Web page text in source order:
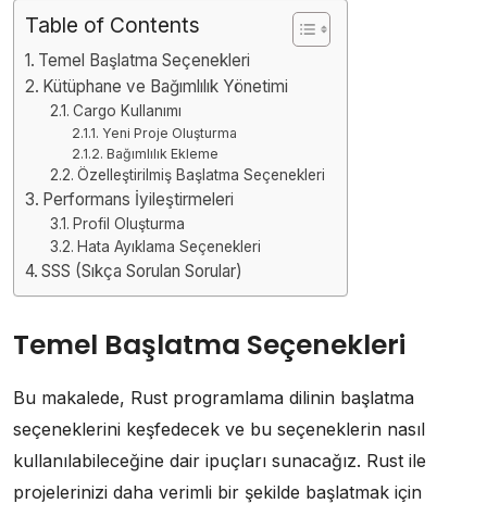
Table of Contents
Temel Başlatma Seçenekleri
Kütüphane ve Bağımlılık Yönetimi
Cargo Kullanımı
Yeni Proje Oluşturma
Bağımlılık Ekleme
Özelleştirilmiş Başlatma Seçenekleri
Performans İyileştirmeleri
Profil Oluşturma
Hata Ayıklama Seçenekleri
SSS (Sıkça Sorulan Sorular)
Temel Başlatma Seçenekleri
Bu makalede, Rust programlama dilinin başlatma
seçeneklerini keşfedecek ve bu seçeneklerin nasıl
kullanılabileceğine dair ipuçları sunacağız. Rust ile
projelerinizi daha verimli bir şekilde başlatmak için